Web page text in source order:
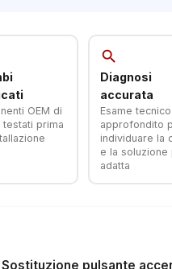
OEM di
testati prima
search
Diagnosi
accurata
Esame tecnico
approfondito
individuare la
e la soluzione
adatta
pulsante